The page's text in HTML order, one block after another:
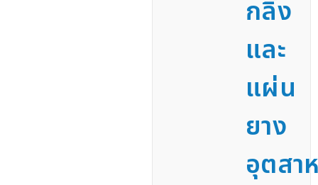
กลิ้ง
และ
แผ่น
ยาง
อุตสา